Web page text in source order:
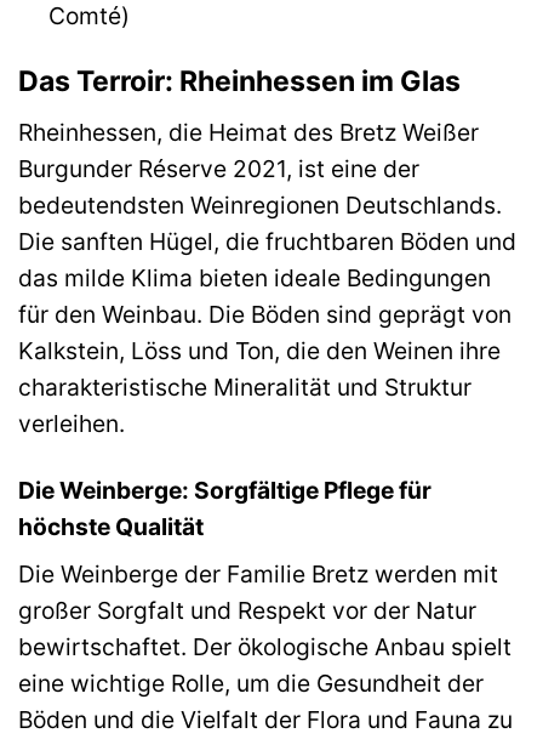
Comté)
Das Terroir: Rheinhessen im Glas
Rheinhessen, die Heimat des Bretz Weißer
Burgunder Réserve 2021, ist eine der
bedeutendsten Weinregionen Deutschlands.
Die sanften Hügel, die fruchtbaren Böden und
das milde Klima bieten ideale Bedingungen
für den Weinbau. Die Böden sind geprägt von
Kalkstein, Löss und Ton, die den Weinen ihre
charakteristische Mineralität und Struktur
verleihen.
Die Weinberge: Sorgfältige Pflege für
höchste Qualität
Die Weinberge der Familie Bretz werden mit
großer Sorgfalt und Respekt vor der Natur
bewirtschaftet. Der ökologische Anbau spielt
eine wichtige Rolle, um die Gesundheit der
Böden und die Vielfalt der Flora und Fauna zu